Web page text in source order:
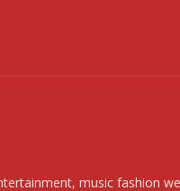
music fashion